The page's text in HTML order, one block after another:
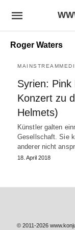
Roger Waters
Syrien: Pink
Konzert zu
Helmets)
Künstler galten
Gesellschaft. Sie
anderer nicht
18. April 2018
© 2011-2026